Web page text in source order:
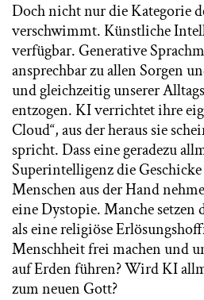
Doch nicht nur die Kategorie
verschwimmt. Künstliche
verfügbar. Generative
ansprechbar zu allen Sorgen
und gleichzeitig unserer
entzogen. KI verrichtet ihre
Cloud“, aus der heraus sie
spricht. Dass eine geradezu
Superintelligenz die
Menschen aus der Hand
eine Dystopie. Manche setzen
als eine religiöse
Menschheit frei machen und
auf Erden führen? Wird KI
zum neuen Gott?